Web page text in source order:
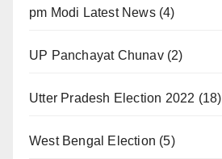
pm Modi Latest News(4)
UP Panchayat Chunav(2)
Utter Pradesh Election 2022 (18)
West Bengal Election (5)